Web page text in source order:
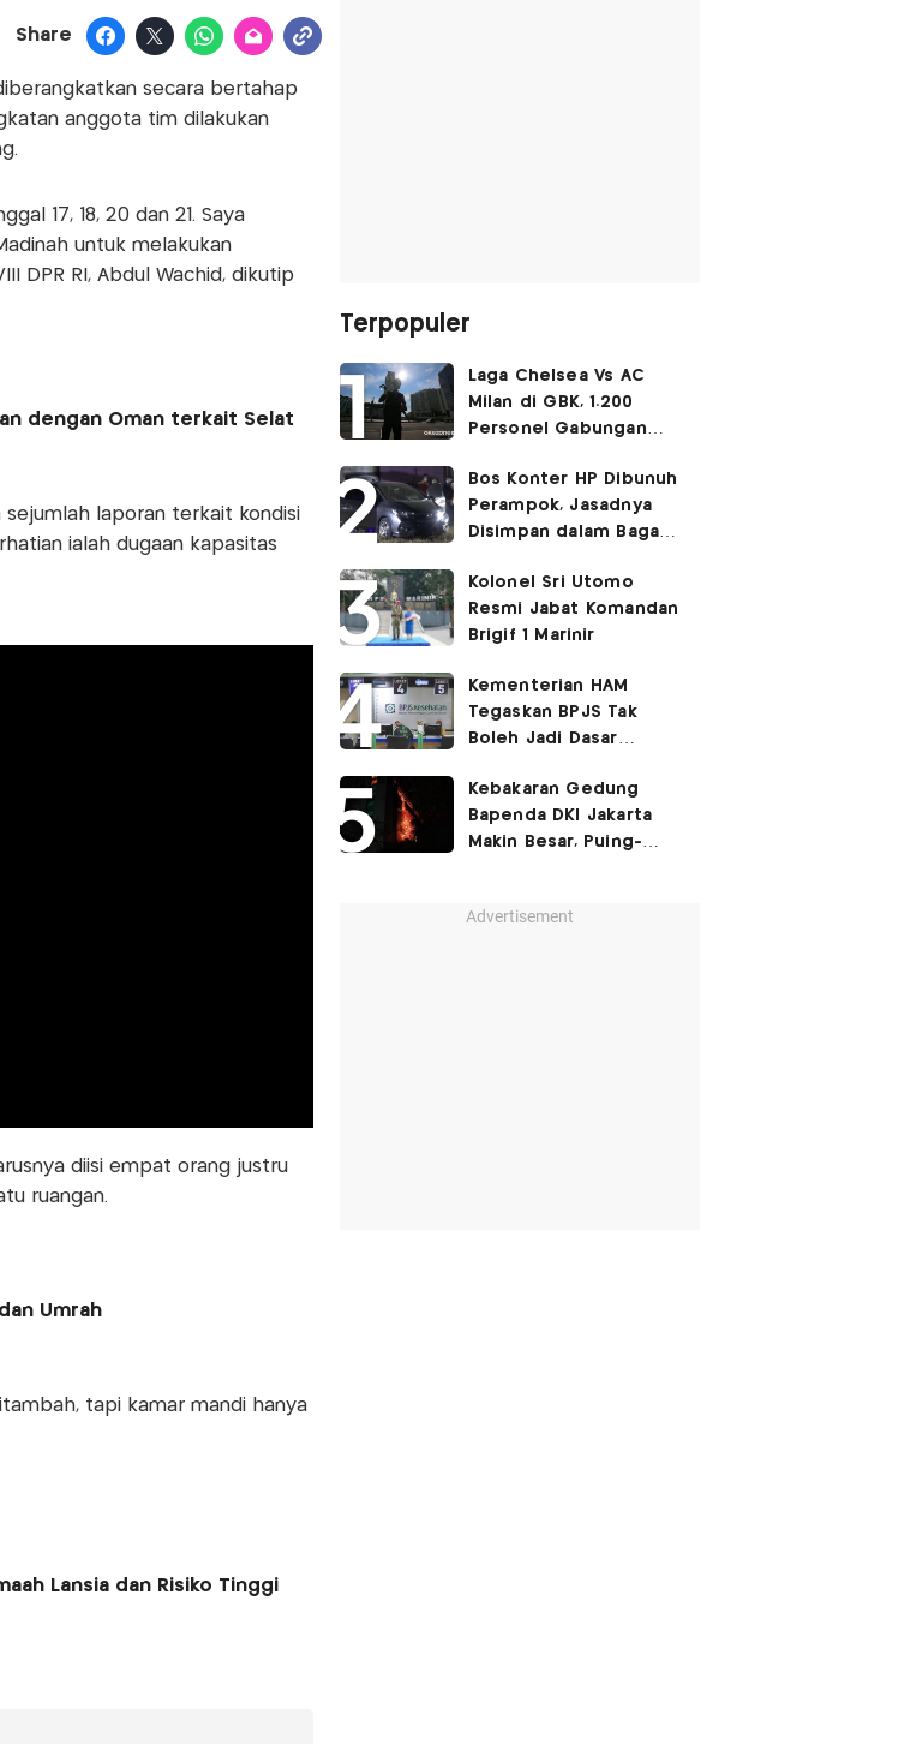
Share
secara bertahap
anggota tim dilakukan
17, 18, 20 dan 21. Saya
untuk melakukan
DPR RI, Abdul Wachid, dikutip
dengan Oman terkait Selat
sejumlah laporan terkait kondisi
ialah dugaan kapasitas
diisi empat orang justru
ruangan.
Umrah
tapi kamar mandi hanya
Lansia dan Risiko Tinggi
Terpopuler
Laga Chelsea Vs AC
Milan di GBK, 1.200
Personel Gabungan
Bos Konter HP Dibunuh
Perampok, Jasadnya
Disimpan dalam Bagasi
Kolonel Sri Utomo
Resmi Jabat Komandan
Brigif 1 Marinir
Kementerian HAM
Tegaskan BPJS Tak
Boleh Jadi Dasar
Layanan Kesehatan
Kebakaran Gedung
Bapenda DKI Jakarta
Makin Besar, Puing-
Advertisement